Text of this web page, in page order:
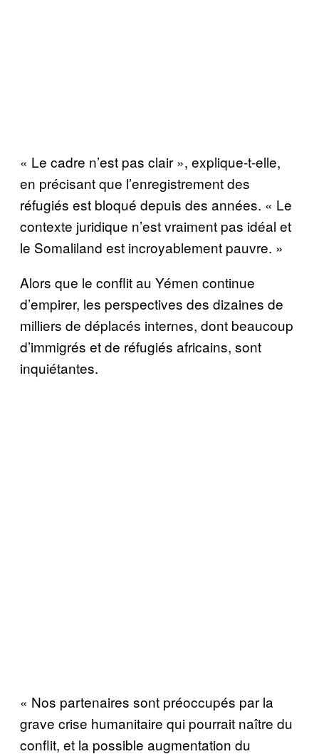
« Le cadre n’est pas clair », explique-t-elle,
en précisant que l’enregistrement des
réfugiés est bloqué depuis des années. « Le
contexte juridique n’est vraiment pas idéal et
le Somaliland est incroyablement pauvre. »
Alors que le conflit au Yémen continue
d’empirer, les perspectives des dizaines de
milliers de déplacés internes, dont beaucoup
d’immigrés et de réfugiés africains, sont
inquiétantes.
« Nos partenaires sont préoccupés par la
grave crise humanitaire qui pourrait naître du
conflit, et la possible augmentation du